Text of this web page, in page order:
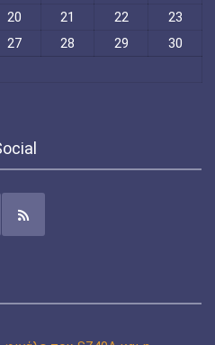
20 21 22
23
27 28 29
30